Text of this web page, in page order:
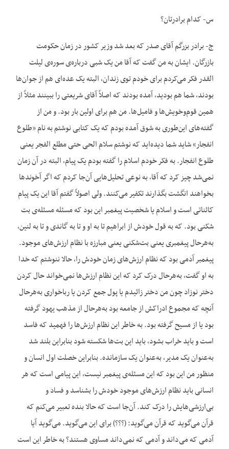
س- کدام برادرتان؟
ج- برادر بزرگم آقای صدر که بعد شد وزیر کشور در زمان حکومت
بازرگان. ایشان به من گفت که آقا من یک شبی درباره‌ی سوره‌ی لیلت
القدر فکر می‌کردم برای خودم توی زندان، البته یک عده‌ای هم از جوان‌ها
بودند، شما هم بودید، آمده بودند که اصلاً آقای شریعتی را ببینند مثلاً از
همین قوم‌وخویش‌ها و فامیل‌ها. من هم برای اولین بار بود. و من از
گفته‌های این‌طوری به شوق آمده بودم که یک کتابی نوشتم به نام «طلوع
انفجار» شاید شما دیده‌اید که نوشتم سلام الحی حتی مطلع الفجر یعنی
طلوع انفجار. به فکر خودم اسلام را گفته بودم یک پیام، البته در آن زمان
نمی‌شد چیز کرد که آقا، به نوعی تحلیل‌هایی آن‌جا کردم که اگر آخوندها
بخواهند انگشت بگذارند تکفیر می‌کنند. ولی اصولاً گفتم آقا این یک پیام
کائناتی است و اسلام یا شخصیت پیغمبر این بود که مسئله مسئله‌ی بت
شکنی بود. که به قول خودش از ابراهیم تا به او و تا به گاندی و تا به لنین،
به‌هرحال پیغمبری یعنی بت‌شکنی یعنی مبارزه با نظام ارزش‌های موجود.
پیغمبر آدمی بود که نظام ارزش‌های زمان خودش را، حالا ننوشتم که خدا
به او گفت، به‌هرحال درک کرد که این نظام ارزش‌ها نمی‌خواند حال کردن
دختر نوزاد چون من دختر زائیدم یا پول جمع کردن یا رباخواری به‌هرحال
آنچه که مجموع ادراکش از جامعه بود به‌هرحال از مذهب یهود گرفته
بود یا از مسیح گرفته بود. به خاطر این نظام ارزش‌ها را فهمید که فاسد
است و باید خراب بشود، باید این بت‌ها شکسته شود بنابراین بلند شد
به‌عنوان یک مدیر، به‌عنوان یک سازمانده. بنابراین خصلت اول انسان و
منظور من این بود که این مسئله‌ی پیغمبر نیست، این پیامی است که هر
انسانی باید نظام ارزش‌های موجود خودش را بشناسد و فساد و
بی‌ارزشی‌هایش را درک کند. آن‌جا است که حالا بنده تعبیر می‌کنم که
قرآن می‌گوید که قرآن می‌گوید: (؟؟؟) برای این می‌گوید. می‌گوید آیا
آدمی که می‌داند و آدمی که نمی‌داند مساوی هستند؟ به خاطر این است